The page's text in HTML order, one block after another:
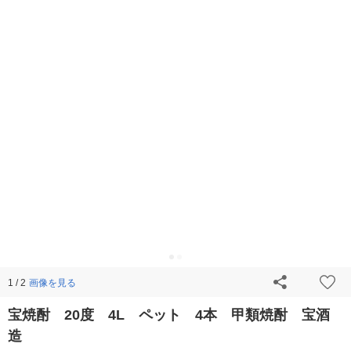
1 / 2 画像を見る
宝焼酎 20度 4L ペット 4本 甲類焼酎 宝酒
造